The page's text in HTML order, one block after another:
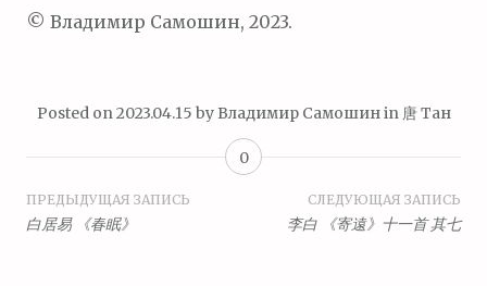
© Владимир Самошин, 2023.
Posted on 2023.04.15 by Владимир Самошинin 唐 Тан
0
Навигация
ПРЕДЫДУЩАЯ ЗАПИСЬ
白居易 《春眠》
СЛЕДУЮЩАЯ ЗАПИСЬ
李白 《寄遠》十一首 其七